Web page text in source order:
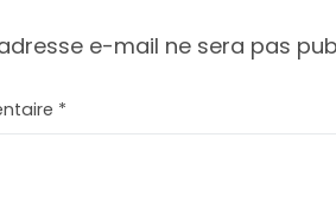
e-mail ne sera pas
*